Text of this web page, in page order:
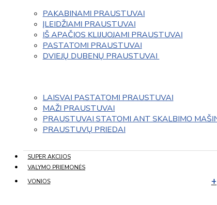
PAKABINAMI PRAUSTUVAI
ĮLEIDŽIAMI PRAUSTUVAI
IŠ APAČIOS KLIJUOJAMI PRAUSTUVAI
PASTATOMI PRAUSTUVAI
DVIEJŲ DUBENŲ PRAUSTUVAI
LAISVAI PASTATOMI PRAUSTUVAI
MAŽI PRAUSTUVAI
PRAUSTUVAI STATOMI ANT SKALBIMO
PRAUSTUVŲ PRIEDAI
SUPER AKCIJOS
VALYMO PRIEMONĖS
VONIOS